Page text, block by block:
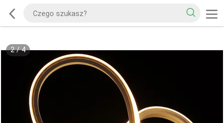
2/4